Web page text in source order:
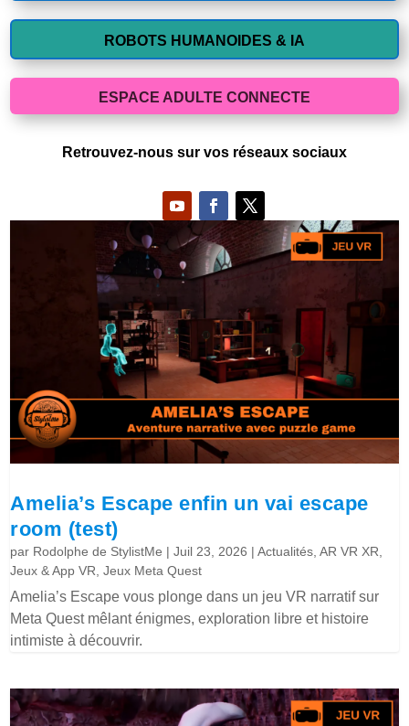
ROBOTS HUMANOIDES & IA
ESPACE ADULTE CONNECTE
Retrouvez-nous sur vos réseaux sociaux
Amelia’s Escape enfin un vai escape
room (test)
par Rodolphe de StylistMe |Juil 23, 2026 |Actualités ,AR VR XR
Jeux & App VR ,Jeux Meta Quest
Amelia’s Escape vous plonge dans un jeu VR narratif sur
Meta Quest mêlant énigmes, exploration libre et histoire
intimiste à découvrir.